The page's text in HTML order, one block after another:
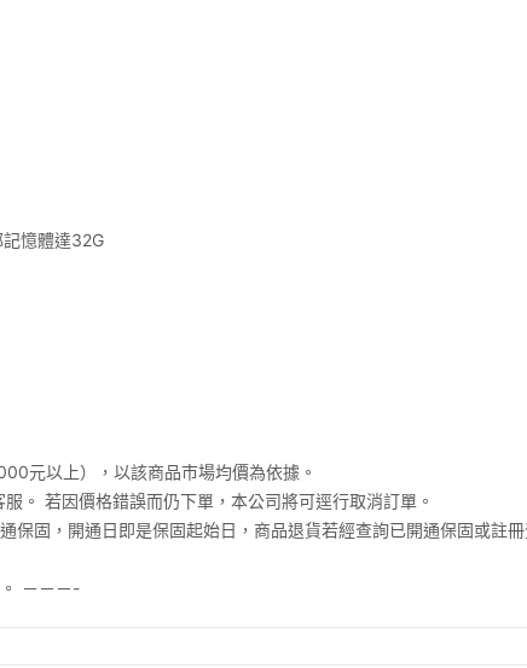
憶體達32G
元以上），以該商品市場均價為依據。
。 若因價格錯誤而仍下單，本公司將可逕行取消訂單。
保固，開通日即是保固起始日，商品退貨若經查詢已開通保固或註
－－－-